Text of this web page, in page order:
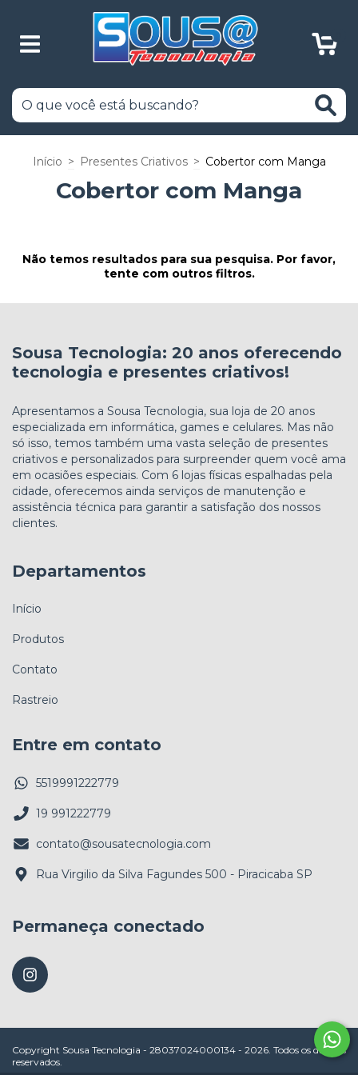
Início > Presentes Criativos > Cobertor com Manga
Cobertor com Manga
Não temos resultados para sua pesquisa. Por favor,
tente com outros filtros.
Sousa Tecnologia: 20 anos oferecendo
tecnologia e presentes criativos!
Apresentamos a Sousa Tecnologia, sua loja de 20 anos
especializada em informática, games e celulares. Mas não
só isso, temos também uma vasta seleção de presentes
criativos e personalizados para surpreender quem você ama
em ocasiões especiais. Com 6 lojas físicas espalhadas pela
cidade, oferecemos ainda serviços de manutenção e
assistência técnica para garantir a satisfação dos nossos
clientes.
Departamentos
Início
Produtos
Contato
Rastreio
Entre em contato
5519991222779
19 991222779
contato@sousatecnologia.com
Rua Virgilio da Silva Fagundes 500 - Piracicaba SP
Permaneça conectado
Copyright Sousa Tecnologia - 28037024000134 - 2026. Todos os direitos
reservados.